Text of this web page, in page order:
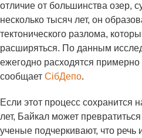
отличие от большинства озер,
несколько тысяч лет, он
тектонического разлома,
расширяться. По данным
ежегодно расходятся примерно
сообщает СiбДепо.
Если этот процесс сохранится
лет, Байкал может
ученые подчеркивают, что речь